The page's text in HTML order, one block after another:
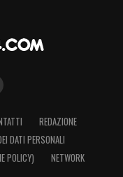
REDAZIONE
DATI PERSONALI
POLICY)
NETWORK